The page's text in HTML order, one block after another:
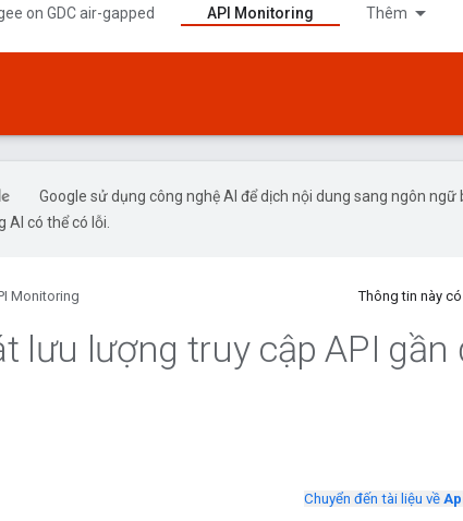
on GDC air-gapped API Monitoring Thêm
Google sử dụng công nghệ AI để dịch nội dung sang ngôn ngữ
AI có thể có lỗi.
Monitoring Thông tin này
lưu lượng truy cập API gần
Chuyển đến tài liệu về